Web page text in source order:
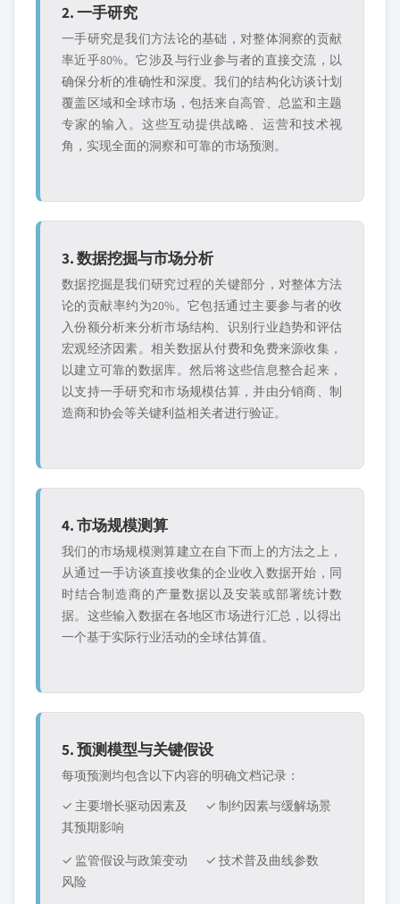
2. 一手研究
一手研究是我们方法论的基础，对整体洞察的贡献
率近乎80%。它涉及与行业参与者的直接交流，以
确保分析的准确性和深度。我们的结构化访谈计划
覆盖区域和全球市场，包括来自高管、总监和主题
专家的输入。这些互动提供战略、运营和技术视
角，实现全面的洞察和可靠的市场预测。
3. 数据挖掘与市场分析
数据挖掘是我们研究过程的关键部分，对整体方法
论的贡献率约为20%。它包括通过主要参与者的收
入份额分析来分析市场结构、识别行业趋势和评估
宏观经济因素。相关数据从付费和免费来源收集，
以建立可靠的数据库。然后将这些信息整合起来，
以支持一手研究和市场规模估算，并由分销商、制
造商和协会等关键利益相关者进行验证。
4. 市场规模测算
我们的市场规模测算建立在自下而上的方法之上，
从通过一手访谈直接收集的企业收入数据开始，同
时结合制造商的产量数据以及安装或部署统计数
据。这些输入数据在各地区市场进行汇总，以得出
一个基于实际行业活动的全球估算值。
5. 预测模型与关键假设
每项预测均包含以下内容的明确文档记录：
✓ 主要增长驱动因素及
其预期影响
✓ 制约因素与缓解场景
✓ 监管假设与政策变动
风险
✓ 技术普及曲线参数